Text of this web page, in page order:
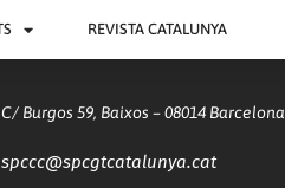
REVISTA CATALUNYA
C/ Burgos 59, Baixos – 08014 Barcelona
spccc@spcgtcatalunya.cat